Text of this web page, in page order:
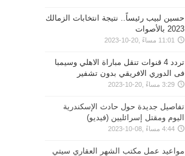
حسين لبيب رئيساً.. نتيجة انتخابات الزمالك
2023 بالأصوات
11:01 مساءً ,20-10-2023
تردد 4 قنوات تنقل مباراة الاهلي وسيمبا
فى الدوري الافريقي بدون تشفير
3:29 مساءً ,20-10-2023
تفاصيل جديدة حول حادث الإسكندرية
اليوم ومقتل إسرائليين (فيديو)
4:44 مساءً ,08-10-2023
مواعيد عمل مكتب الشهر العقاري سيتي